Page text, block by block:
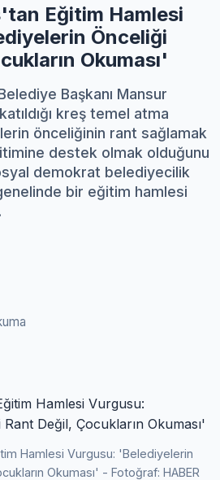
Eğitim Hamlesi
Önceliği
Okuması'
Başkanı Mansur
kreş temel atma
önceliğinin rant sağlamak
destek olmak olduğunu
demokrat belediyecilik
bir eğitim hamlesi
Hamlesi Vurgusu: 'Belediyelerin
Okuması' - Fotoğraf: HABER